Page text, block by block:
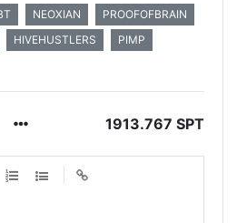
NEOXIAN
PROOFOFBRAIN
HIVEHUSTLERS
PIMP
1913.767 SPT